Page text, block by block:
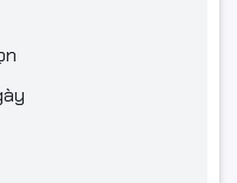
để làm bằng chứng nếu
hoặc chưa biết cách